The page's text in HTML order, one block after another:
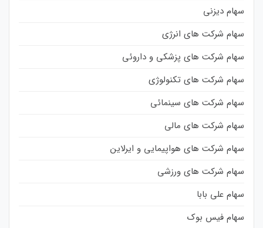
سهام دیزنی
سهام شرکت های انرژی
سهام شرکت های پزشکی و داروئی
سهام شرکت های تکنولوژی
سهام شرکت های سینمائی
سهام شرکت های مالی
سهام شرکت های هواپیمایی و ایرلاین
سهام شرکت های ورزشی
سهام علی بابا
سهام فیس بوک